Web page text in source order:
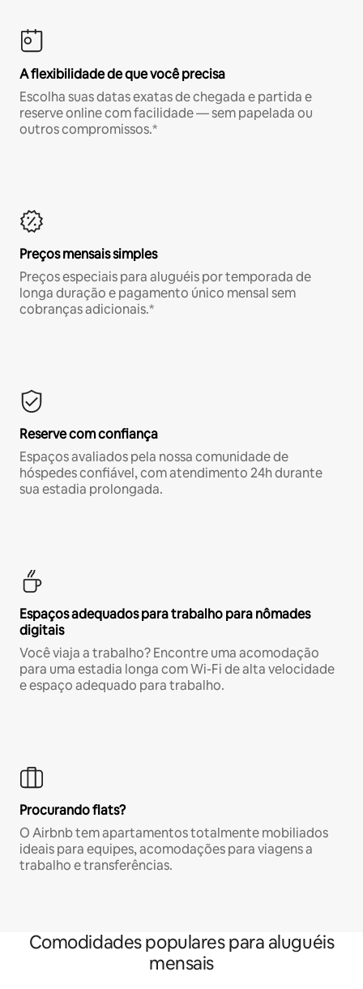
A flexibilidade de que você precisa
Escolha suas datas exatas de chegada e partida e
reserve online com facilidade — sem papelada ou
outros compromissos.*
Preços mensais simples
Preços especiais para aluguéis por temporada de
longa duração e pagamento único mensal sem
cobranças adicionais.*
Reserve com confiança
Espaços avaliados pela nossa comunidade de
hóspedes confiável, com atendimento 24h durante
sua estadia prolongada.
Espaços adequados para trabalho para nômades
digitais
Você viaja a trabalho? Encontre uma acomodação
para uma estadia longa com Wi-Fi de alta velocidade
e espaço adequado para trabalho.
Procurando flats?
O Airbnb tem apartamentos totalmente mobiliados
ideais para equipes, acomodações para viagens a
trabalho e transferências.
Comodidades populares para aluguéis
mensais